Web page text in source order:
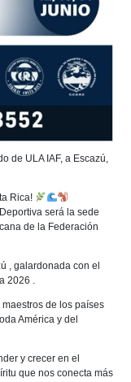
de ULA IAF, a Escazú,
Rica!
será la sede
de la Federación
, galardonada con el
2026 .
de los países
América y del
y crecer en el
que nos conecta más